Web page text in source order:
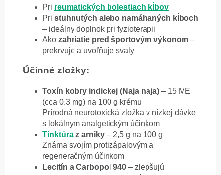
Pri reumatických bolestiach kĺbov
Pri stuhnutých alebo namáhaných kĺboch
– ideálny doplnok pri fyzioterapii
Ako zahriatie pred športovým výkonom –
prekrvuje a uvoľňuje svaly
Účinné zložky:
Toxín kobry indickej (Naja naja) – 15 ME
(cca 0,3 mg) na 100 g krému
Prírodná neurotoxická zložka v nízkej dávke
s lokálnym analgetickým účinkom
Tinktúra z arniky – 2,5 g na 100 g
Známa svojím protizápalovým a
regeneračným účinkom
Lecitín a Carbopol 940 – zlepšujú